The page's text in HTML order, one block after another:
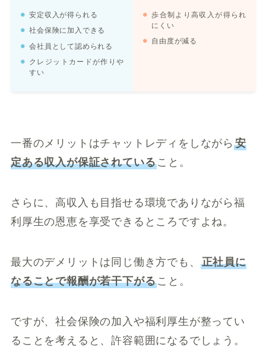
安定収入が得られる
社会保険に加入できる
会社員として認められる
クレジットカードが作りや
すい
歩合制より高収入が得られ
にくい
自由度が減る
一番のメリットはチャットレディをしながら安
定ある収入が保証されていること。
さらに、高収入も目指せる環境でありながら福
利厚生の恩恵を享受できるところですよね。
最大のデメリットは同じ働き方でも、 正社員に
なることで報酬が若干下がること。
ですが、社会保険の加入や福利厚生が整ってい
ることを考えると、許容範囲になるでしょう。